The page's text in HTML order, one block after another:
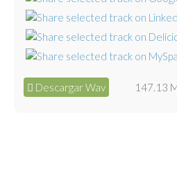
Descargar Wav 147.13